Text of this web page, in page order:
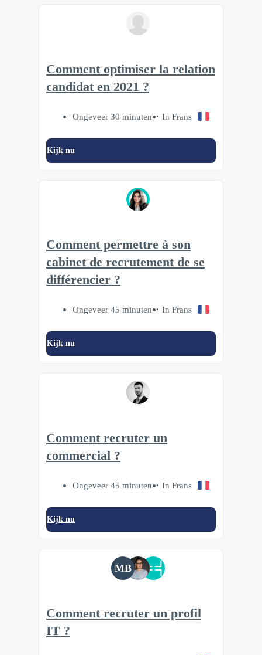
Comment optimiser la relation
candidat en 2021 ?
Ongeveer 30 minuten In Frans
Kijk nu
Comment permettre à son
cabinet de recrutement de se
différencier ?
Ongeveer 45 minuten In Frans
Kijk nu
Comment recruter un
commercial ?
Ongeveer 45 minuten In Frans
Kijk nu
MB
Comment recruter un profil
IT ?